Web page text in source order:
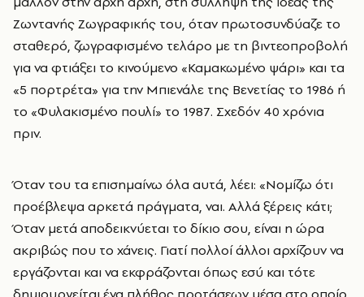
Ζωντανής Zωγραφικής του, όταν πρωτοσυνδύαζε το
σταθερό, ζωγραφισμένο τελάρο με τη βιντεοπροβολή
για να φτιάξει το κινούμενο «Καμακωμένο ψάρι» και τα
«5 πορτρέτα» για την Μπιενάλε της Βενετίας το 1986 ή
το «Φυλακισμένο πουλί» το 1987. Σχεδόν 40 χρόνια
πριν.
Όταν του τα επισημαίνω όλα αυτά, λέει: «Νομίζω ότι
προέβλεψα αρκετά πράγματα, ναι. Αλλά ξέρεις κάτι;
Όταν μετά αποδεικνύεται το δίκιο σου, είναι η ώρα
ακριβώς που το χάνεις. Γιατί πολλοί άλλοι αρχίζουν να
εργάζονται και να εκφράζονται όπως εσύ και τότε